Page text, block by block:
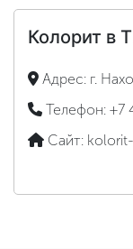
Колорит в
Адрес: г.
Телефон: +7
Сайт: